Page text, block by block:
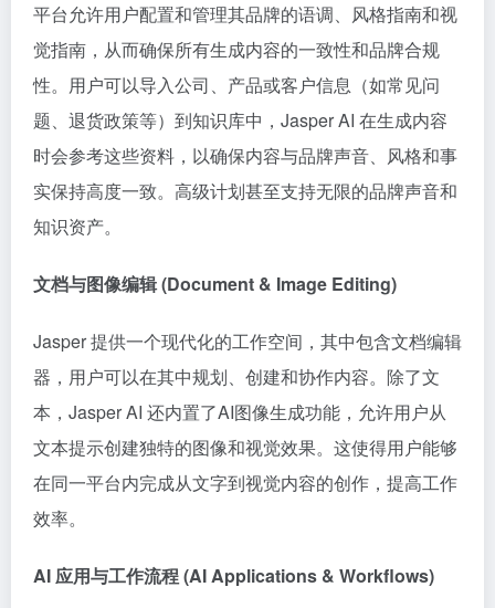
平台允许用户配置和管理其品牌的语调、风格指南和视
觉指南，从而确保所有生成内容的一致性和品牌合规
性。用户可以导入公司、产品或客户信息（如常见问
题、退货政策等）到知识库中，Jasper AI 在生成内容
时会参考这些资料，以确保内容与品牌声音、风格和事
实保持高度一致。高级计划甚至支持无限的品牌声音和
知识资产。
文档与图像编辑 (Document & Image Editing)
Jasper 提供一个现代化的工作空间，其中包含文档编辑
器，用户可以在其中规划、创建和协作内容。除了文
本，Jasper AI 还内置了AI图像生成功能，允许用户从
文本提示创建独特的图像和视觉效果。这使得用户能够
在同一平台内完成从文字到视觉内容的创作，提高工作
效率。
AI 应用与工作流程 (AI Applications & Workflows)